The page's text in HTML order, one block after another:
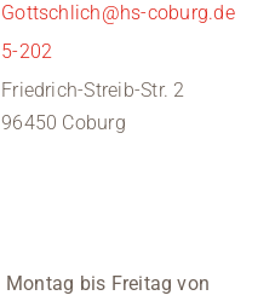
Gottschlich@hs-coburg.de
5-202
Friedrich-Streib-Str. 2
96450 Coburg
Montag bis Freitag von